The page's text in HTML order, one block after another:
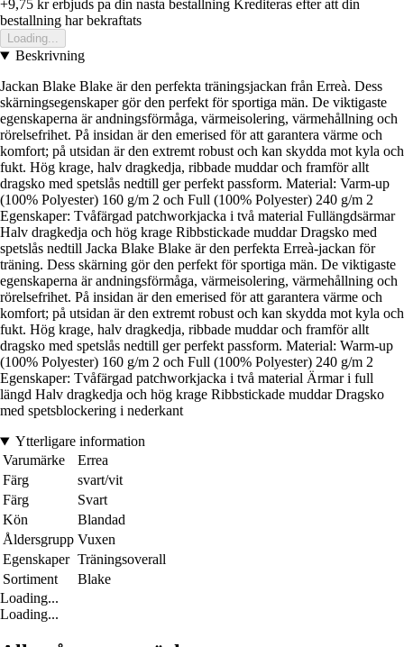
+9,75 krerbjuds pa din nasta bestallning Krediteras efter att din
bestallning har bekraftats
Loading...
Beskrivning
Jackan Blake Blake är den perfekta träningsjackan från Erreà. Dess
skärningsegenskaper gör den perfekt för sportiga män. De viktigaste
egenskaperna är andningsförmåga, värmeisolering, värmehållning och
rörelsefrihet. På insidan är den emerised för att garantera värme och
komfort; på utsidan är den extremt robust och kan skydda mot kyla och
fukt. Hög krage, halv dragkedja, ribbade muddar och framför allt
dragsko med spetslås nedtill ger perfekt passform. Material: Varm-up
(100% Polyester) 160 g/m 2 och Full (100% Polyester) 240 g/m 2
Egenskaper: Tvåfärgad patchworkjacka i två material Fullängdsärmar
Halv dragkedja och hög krage Ribbstickade muddar Dragsko med
spetslås nedtill Jacka Blake Blake är den perfekta Erreà-jackan för
träning. Dess skärning gör den perfekt för sportiga män. De viktigaste
egenskaperna är andningsförmåga, värmeisolering, värmehållning och
rörelsefrihet. På insidan är den emerised för att garantera värme och
komfort; på utsidan är den extremt robust och kan skydda mot kyla och
fukt. Hög krage, halv dragkedja, ribbade muddar och framför allt
dragsko med spetslås nedtill ger perfekt passform. Material: Warm-up
(100% Polyester) 160 g/m 2 och Full (100% Polyester) 240 g/m 2
Egenskaper: Tvåfärgad patchworkjacka i två material Ärmar i full
längd Halv dragkedja och hög krage Ribbstickade muddar Dragsko
med spetsblockering i nederkant
Ytterligare information
Varumärke
Errea
Färg
svart/vit
Färg
Svart
Kön
Blandad
Åldersgrupp Vuxen
Egenskaper Träningsoverall
Sortiment
Blake
Loading...
Loading...